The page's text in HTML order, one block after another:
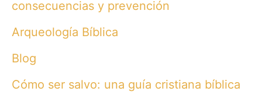
consecuencias y prevención
Arqueología Bíblica
Blog
Cómo ser salvo: una guía cristiana bíblica